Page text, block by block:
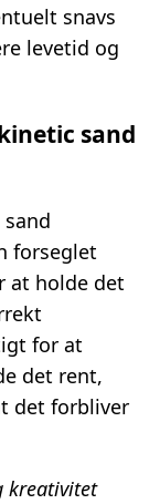
snavs
levetid og
sand
forseglet
at holde det
for at
det rent,
det forbliver
kreativitet